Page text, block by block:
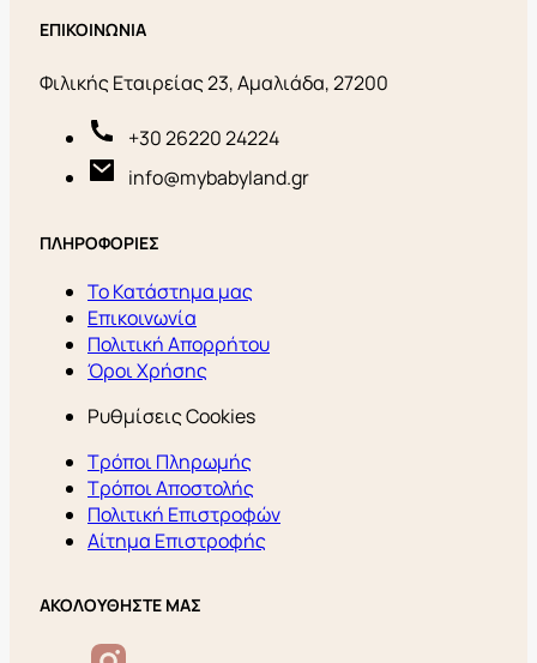
ΕΠΙΚΟΙΝΩΝΙΑ
Φιλικής Εταιρείας 23, Αμαλιάδα, 27200
+30 26220 24224
info@mybabyland.gr
ΠΛΗΡΟΦΟΡΙΕΣ
Το Κατάστημα μας
Επικοινωνία
Πολιτική Απορρήτου
Όροι Χρήσης
Ρυθμίσεις Cookies
Τρόποι Πληρωμής
Τρόποι Αποστολής
Πολιτική Επιστροφών
Αίτημα Επιστροφής
ΑΚΟΛΟΥΘΗΣΤΕ ΜΑΣ